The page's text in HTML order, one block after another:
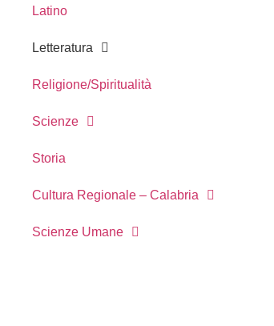
Latino
Letteratura
Religione/Spiritualità
Scienze
Storia
Cultura Regionale – Calabria
Scienze Umane